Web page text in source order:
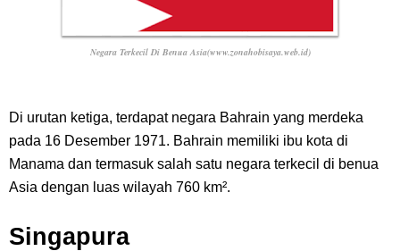
Negara Terkecil Di Benua Asia(www.zonahobisaya.web.id)
Di urutan ketiga, terdapat negara Bahrain yang merdeka
pada 16 Desember 1971. Bahrain memiliki ibu kota di
Manama dan termasuk salah satu negara terkecil di benua
Asia dengan luas wilayah 760 km².
Singapura